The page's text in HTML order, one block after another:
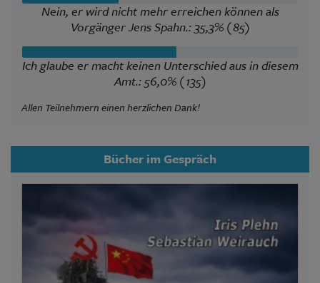
Nein, er wird nicht mehr erreichen können als
Vorgänger Jens Spahn.: 35,3% (85)
Ich glaube er macht keinen Unterschied aus in diesem
Amt.: 56,0% (135)
Allen Teilnehmern einen herzlichen Dank!
Bücher im Gespräch